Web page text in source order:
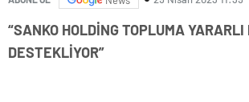
“SANKO HOLDİNG TOPLUMA
DESTEKLİYOR”